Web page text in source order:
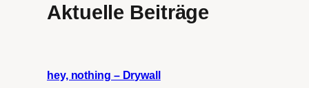
Aktuelle Beiträge
hey, nothing – Drywall